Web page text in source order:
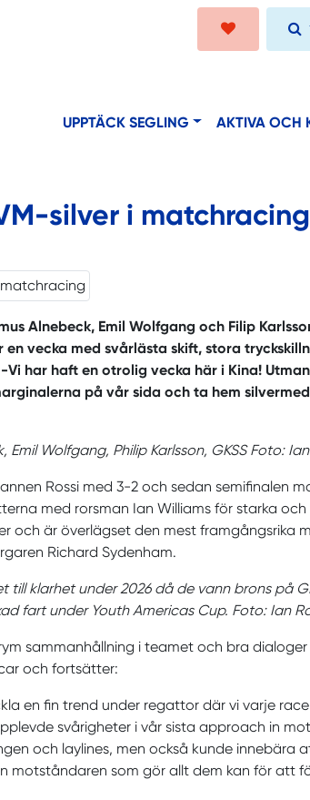
UPPTÄCK SEGLING AKTIVA OCH
silver i matchracing
Alnebeck, Emil Wolfgang och Filip
en vecka med svårlästa skift, stora
har haft en otrolig vecka här i Kina!
på vår sida och ta hem
Wolfgang, Philip Karlsson, GKSS Foto:
Rossi med 3-2 och sedan semifinalen
med rorsman Ian Williams för starka
och är överlägset den mest framgångsrika
Richard Sydenham.
till klarhet under 2026 då de vann brons på
fart under Youth Americas Cup. Foto: Ian
sammanhållning i teamet och bra
och fortsätter:
en fin trend under regattor där vi varje
svårigheter i vår sista approach in
och laylines, men också kunde innebära
motståndaren som gör allt dem kan för att